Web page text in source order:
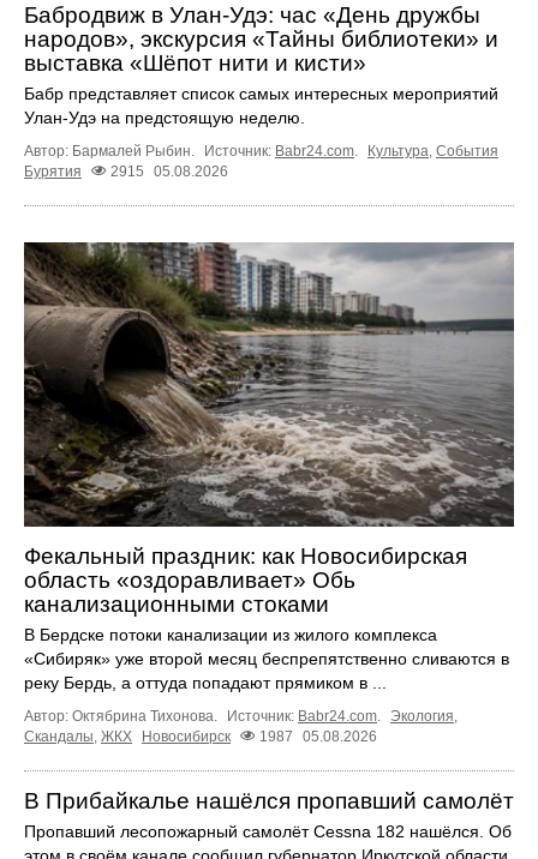
Бабродвиж в Улан-Удэ: час «День дружбы
народов», экскурсия «Тайны библиотеки» и
выставка «Шёпот нити и кисти»
Бабр представляет список самых интересных мероприятий
Улан-Удэ на предстоящую неделю.
Автор: Бармалей Рыбин. Источник: Babr24.com. Культура, События
Бурятия
2915 05.08.2026
Фекальный праздник: как Новосибирская
область «оздоравливает» Обь
канализационными стоками
В Бердске потоки канализации из жилого комплекса
«Сибиряк» уже второй месяц беспрепятственно сливаются в
реку Бердь, а оттуда попадают прямиком в ...
Автор: Октябрина Тихонова. Источник: Babr24.com. Экология,
Скандалы, ЖКХ Новосибирск 1987 05.08.2026
В Прибайкалье нашёлся пропавший самолёт
Пропавший лесопожарный самолёт Cessna 182 нашёлся. Об